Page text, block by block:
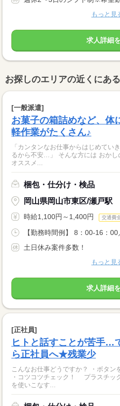
もっと見
求人詳細
お探しのエリアの近くにあ
[一般派遣]
お菓子の箱詰めなど、体
軽作業がたくさん♪
「カンタンなお仕事からはじめてい
るから不安…」 そんな方には おかしの”箱詰め”や”仕分け”のお仕事が
オススメ...
梱包・仕分け・検品
岡山県岡山市東区/瀬戸駅
時給1,100円～1,400円 交通費
【勤務時間例】 8：00-16：00
土日休み案件多数！
もっと見
求人詳細
[正社員]
ヒトと話すことが苦手…
ら正社員へ★残業少
こんなお仕事どうですか？ ・ボタンを押すだけ！ ネジ部品の製造
・コツコツチェック！ プラスチック製品の検査
を使いこなす...